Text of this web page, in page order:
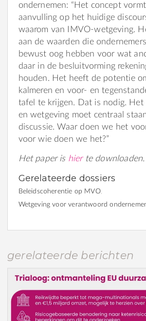
ondernemen: “Het concept
aanvulling op het huidige
waarom van IMVO-wetgeving.
aan de waarden die
bewust oog hebben voor wat
daar in de besluitvorming
houden. Het heeft de potentie
kalmeren en voor- en
tafel te krijgen. Dat is nodig. Het
en wetgeving moet centraal
discussie. Waar doen we het
voor wie doen we het?”
Het paper is hierte downloaden.
Gerelateerde dossiers
Beleidscoherentie op MVO
Wetgeving voor verantwoord
gerelateerde berichten